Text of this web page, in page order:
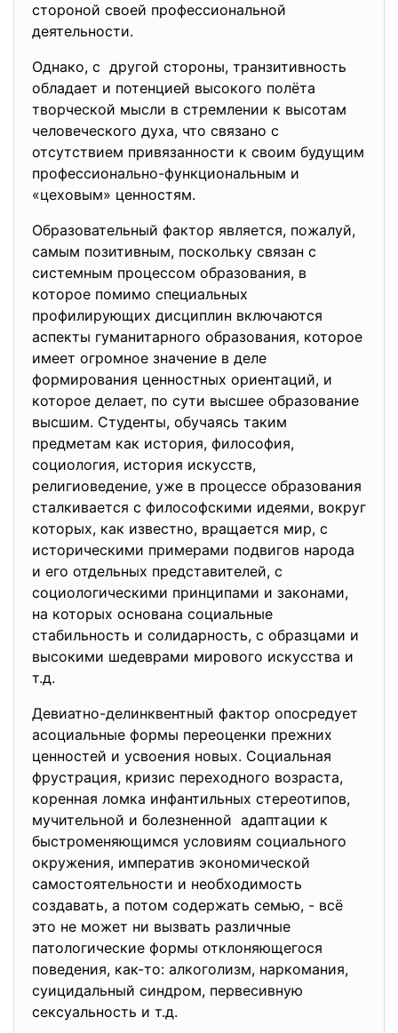
стороной своей профессиональной
деятельности.
Однако, с другой стороны, транзитивность
обладает и потенцией высокого полёта
творческой мысли в стремлении к высотам
человеческого духа, что связано с
отсутствием привязанности к своим будущим
профессионально-функциональным и
«цеховым» ценностям.
Образовательный фактор является, пожалуй,
самым позитивным, поскольку связан с
системным процессом образования, в
которое помимо специальных
профилирующих дисциплин включаются
аспекты гуманитарного образования, которое
имеет огромное значение в деле
формирования ценностных ориентаций, и
которое делает, по сути высшее образование
высшим. Студенты, обучаясь таким
предметам как история, философия,
социология, история искусств,
религиоведение, уже в процессе образования
сталкивается с философскими идеями, вокруг
которых, как известно, вращается мир, с
историческими примерами подвигов народа
и его отдельных представителей, с
социологическими принципами и законами,
на которых основана социальные
стабильность и солидарность, с образцами и
высокими шедеврами мирового искусства и
т.д.
Девиатно-делинквентный фактор опосредует
асоциальные формы переоценки прежних
ценностей и усвоения новых. Социальная
фрустрация, кризис переходного возраста,
коренная ломка инфантильных стереотипов,
мучительной и болезненной адаптации к
быстроменяющимся условиям социального
окружения, императив экономической
самостоятельности и необходимость
создавать, а потом содержать семью, - всё
это не может ни вызвать различные
патологические формы отклоняющегося
поведения, как-то: алкоголизм, наркомания,
суицидальный синдром, первесивную
сексуальность и т.д.